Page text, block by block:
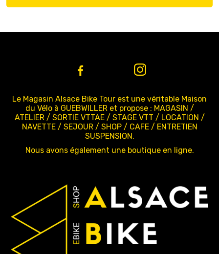
Le Magasin Alsace Bike Tour est une véritable Maison
du Vélo à GUEBWILLER et propose : MAGASIN /
ATELIER / SORTIE VTTAE / STAGE VTT / LOCATION /
NAVETTE / SEJOUR / SHOP / CAFE / ENTRETIEN
SUSPENSION.
Nous avons également une boutique en ligne.